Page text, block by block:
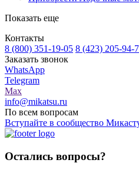
Показать еще
Контакты
8 (800) 351-19-05 8 (423) 205-94-
Заказать звонок
WhatsApp
Telegram
Max
info@mikatsu.ru
По всем вопросам
Вступайте в сообщество
Остались вопросы?